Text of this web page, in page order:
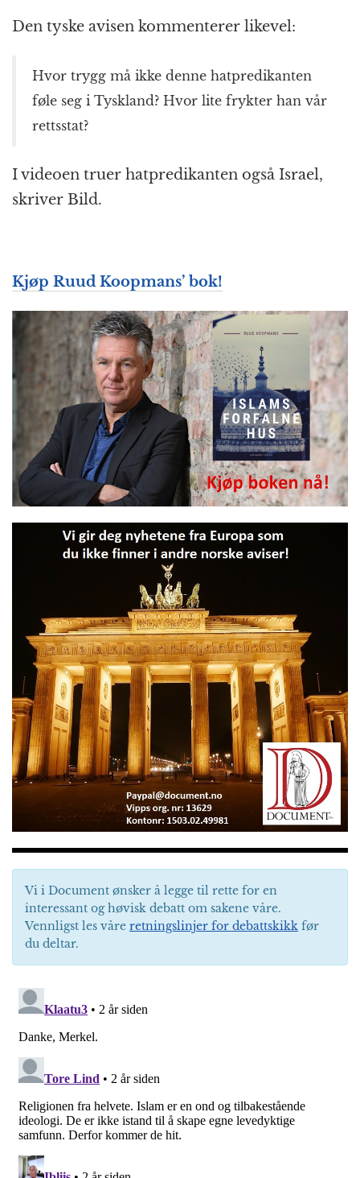
Den tyske avisen kommenterer likevel:
Hvor trygg må ikke denne hatpredikanten
føle seg i Tyskland? Hvor lite frykter han vår
rettsstat?
I videoen truer hatpredikanten også Israel,
skriver Bild.
Kjøp Ruud Koopmans’ bok!
Vi i Document ønsker å legge til rette for en
interessant og høvisk debatt om sakene våre.
Vennligst les våre retningslinjer for debattskikk før
du deltar.